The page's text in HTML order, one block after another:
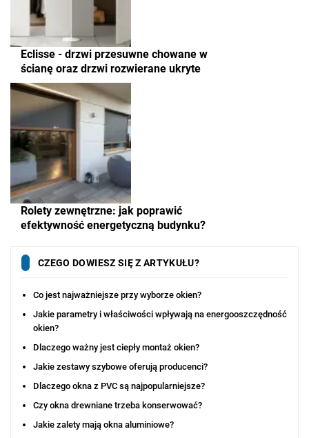
Eclisse - drzwi przesuwne chowane w
ścianę oraz drzwi rozwierane ukryte
Rolety zewnętrzne: jak poprawić
efektywność energetyczną budynku?
CZEGO DOWIESZ SIĘ Z ARTYKUŁU?
Co jest najważniejsze przy wyborze okien?
Jakie parametry i właściwości wpływają na energooszczędność
okien?
Dlaczego ważny jest ciepły montaż okien?
Jakie zestawy szybowe oferują producenci?
Dlaczego okna z PVC są najpopularniejsze?
Czy okna drewniane trzeba konserwować?
Jakie zalety mają okna aluminiowe?